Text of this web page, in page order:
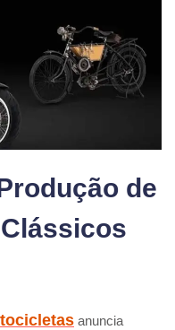
de
anuncia